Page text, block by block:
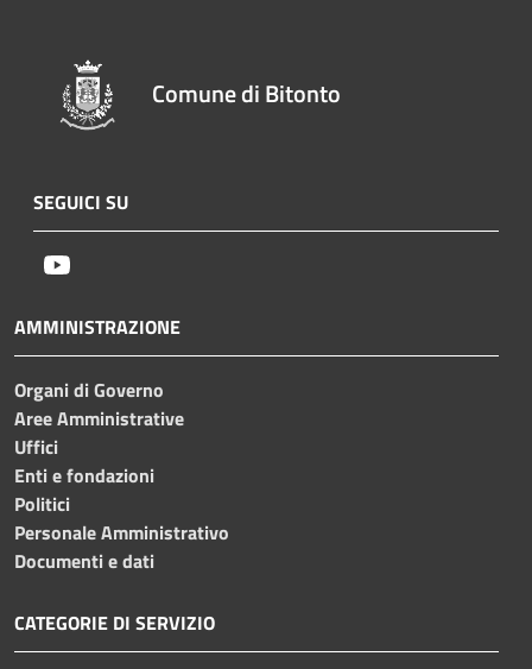
Comune di Bitonto
SEGUICI SU
AMMINISTRAZIONE
Organi di Governo
Aree Amministrative
Uffici
Enti e fondazioni
Politici
Personale Amministrativo
Documenti e dati
CATEGORIE DI SERVIZIO